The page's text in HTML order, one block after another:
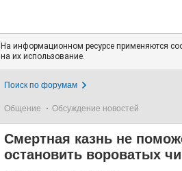
На информационном ресурсе применяются
на их использование.
Поиск по форумам
Общение Обсуждение новостей
Смертная казнь не
остановить вороватых